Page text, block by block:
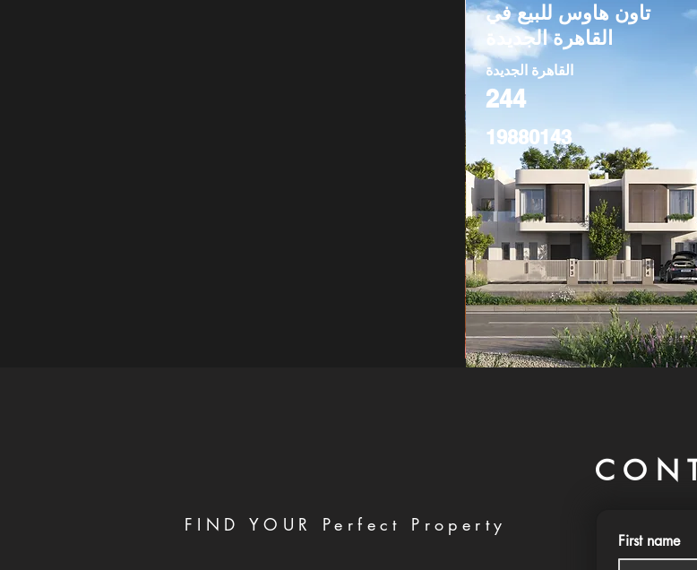
تاون هاوس للبيع في
القاهرة الجديدة
القاهرة الجديدة
244
19880143
FIND YOUR Perfect Property
First name